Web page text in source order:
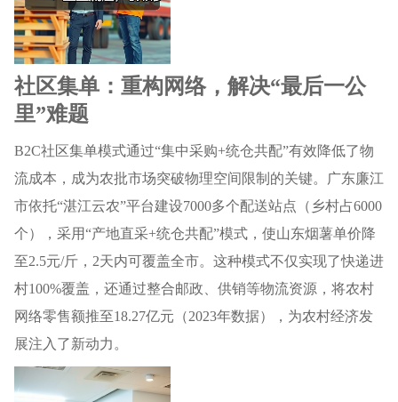
社区集单：重构网络，解决“最后一公
里”难题
B2C社区集单模式通过“集中采购+统仓共配”有效降低了物
流成本，成为农批市场突破物理空间限制的关键。广东廉江
市依托“湛江云农”平台建设7000多个配送站点（乡村占6000
个），采用“产地直采+统仓共配”模式，使山东烟薯单价降
至2.5元/斤，2天内可覆盖全市。这种模式不仅实现了快递进
村100%覆盖，还通过整合邮政、供销等物流资源，将农村
网络零售额推至18.27亿元（2023年数据），为农村经济发
展注入了新动力。